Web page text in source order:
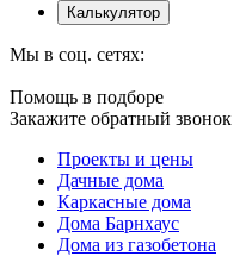
Калькулятор
Мы в соц. сетях:
Помощь в подборе
Закажите обратный звонок
Проекты и цены
Дачные дома
Каркасные дома
Дома Барнхаус
Дома из газобетона